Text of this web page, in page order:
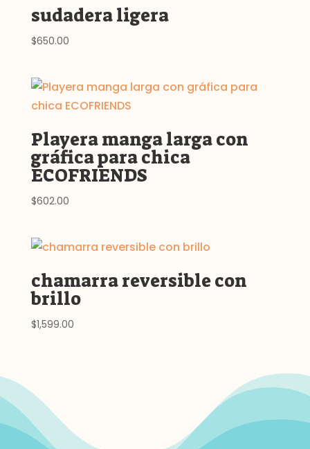
sudadera ligera
$650.00
Playera manga larga con
gráfica para chica
ECOFRIENDS
$602.00
chamarra reversible con
brillo
$1,599.00